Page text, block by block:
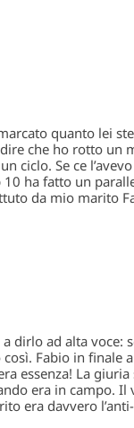
quanto lei
che ho rotto un
ciclo. Se ce
10 ha fatto un
da mio marito
dirlo ad alta voce:
Fabio in finale a
essenza! La giuria
era in campo. Il
era davvero